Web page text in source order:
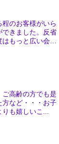
のお客様がいら
できました。反省
はもっと広い会
高齢の方でも是
など・・・お子
も嬉しいこ...